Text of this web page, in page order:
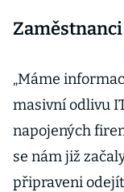
„Máme
masivní odlivu
napojených
se nám již
připraveni odejít